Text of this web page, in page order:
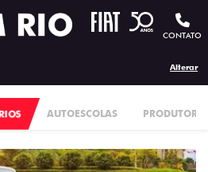
CONTATO
Alterar
AUTOESCOLAS